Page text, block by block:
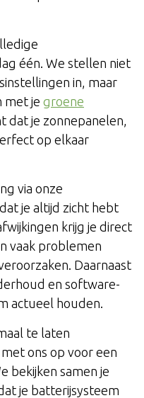
één. We stellen niet
in, maar
met je groene
dat je zonnepanelen,
op elkaar
via onze
je altijd zicht hebt
krijg je direct
vaak problemen
Daarnaast
en software-
actueel houden.
te laten
met ons op voor een
bekijken samen je
je batterijsysteem